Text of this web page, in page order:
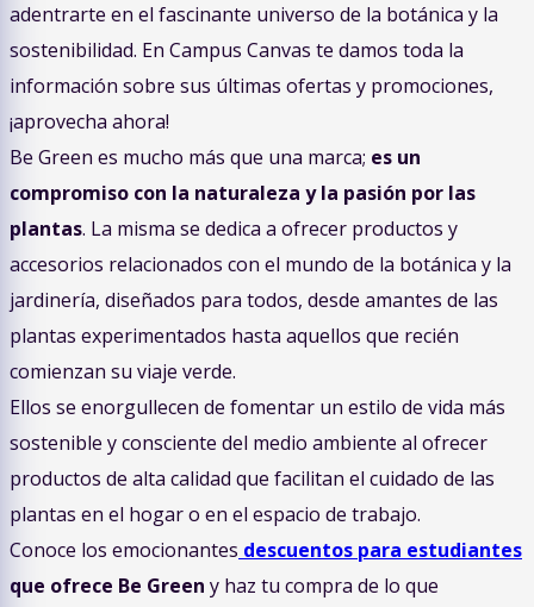
adentrarte en el fascinante universo de la botánica y la
sostenibilidad. En Campus Canvas te damos toda la
información sobre sus últimas ofertas y promociones,
¡aprovecha ahora!
Be Green es mucho más que una marca; es un
compromiso con la naturaleza y la pasión por las
plantas. La misma se dedica a ofrecer productos y
accesorios relacionados con el mundo de la botánica y la
jardinería, diseñados para todos, desde amantes de las
plantas experimentados hasta aquellos que recién
comienzan su viaje verde.
Ellos se enorgullecen de fomentar un estilo de vida más
sostenible y consciente del medio ambiente al ofrecer
productos de alta calidad que facilitan el cuidado de las
plantas en el hogar o en el espacio de trabajo.
Conoce los emocionantes descuentos para estudiantes
que ofrece Be Green y haz tu compra de lo que